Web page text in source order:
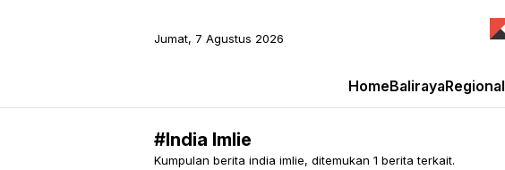
Jumat, 7 Agustus 2026
HomeBalirayaRegional
#India Imlie
Kumpulan berita india imlie, ditemukan 1 berita terkait.